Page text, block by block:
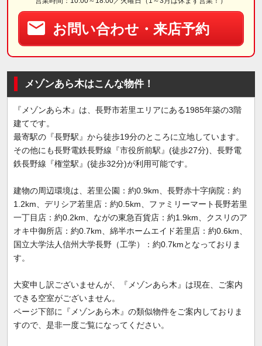
お問い合わせ・来店予約
メゾンあら木はこんな物件！
『メゾンあら木』は、長野市若里エリアにある1985年築の3階
建てです。
最寄駅の『長野駅』から徒歩19分のところに立地しています。
その他にも長野電鉄長野線『市役所前駅』(徒歩27分)、長野電
鉄長野線『権堂駅』(徒歩32分)が利用可能です。
建物の周辺環境は、若里公園：約0.9km、長野赤十字病院：約
1.2km、デリシア若里店：約0.5km、ファミリーマート長野若里
一丁目店：約0.2km、ながの東急百貨店：約1.9km、クスリのア
オキ中御所店：約0.7km、綿半ホームエイド若里店：約0.6km、
国立大学法人信州大学長野（工学）：約0.7kmとなっておりま
す。
大変申し訳ございませんが、『メゾンあら木』は現在、ご案内
できる空室がございません。
ページ下部に『メゾンあら木』の類似物件をご案内しておりま
すので、是非一度ご覧になってください。